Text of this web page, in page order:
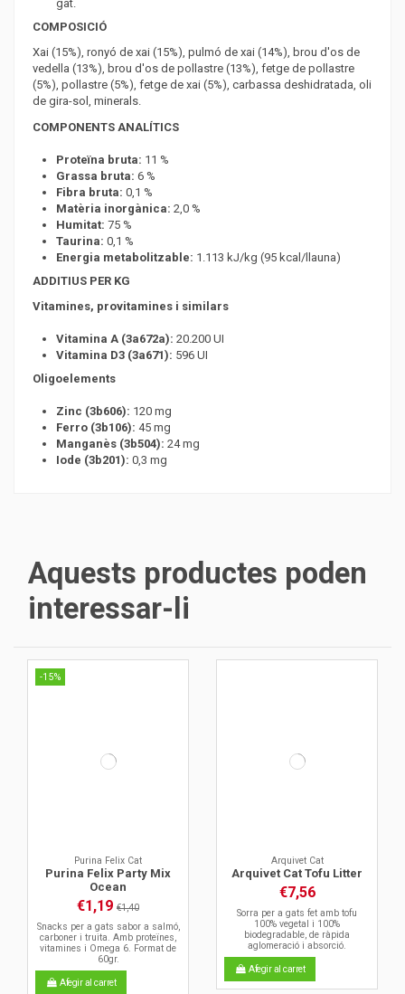
gat.
COMPOSICIÓ
Xai (15%), ronyó de xai (15%), pulmó de xai (14%), brou d'os de
vedella (13%), brou d'os de pollastre (13%), fetge de pollastre
(5%), pollastre (5%), fetge de xai (5%), carbassa deshidratada, oli
de gira-sol, minerals.
COMPONENTS ANALÍTICS
Proteïna bruta: 11 %
Grassa bruta: 6 %
Fibra bruta: 0,1 %
Matèria inorgànica: 2,0 %
Humitat: 75 %
Taurina: 0,1 %
Energia metabolitzable: 1.113 kJ/kg (95 kcal/llauna)
ADDITIUS PER KG
Vitamines, provitamines i similars
Vitamina A (3a672a): 20.200 UI
Vitamina D3 (3a671): 596 UI
Oligoelements
Zinc (3b606): 120 mg
Ferro (3b106): 45 mg
Manganès (3b504): 24 mg
Iode (3b201): 0,3 mg
Aquests productes poden
interessar-li
-15%
Purina Felix Cat
Purina Felix Party Mix
Ocean
€1,19 €1,40
Snacks per a gats sabor a salmó,
carboner i truita. Amb proteïnes,
vitamines i Omega 6. Format de
60gr.
Afegir al carret
Arquivet Cat
Arquivet Cat Tofu Litter
€7,56
Sorra per a gats fet amb tofu
100% vegetal i 100%
biodegradable, de ràpida
aglomeració i absorció.
Afegir al carret